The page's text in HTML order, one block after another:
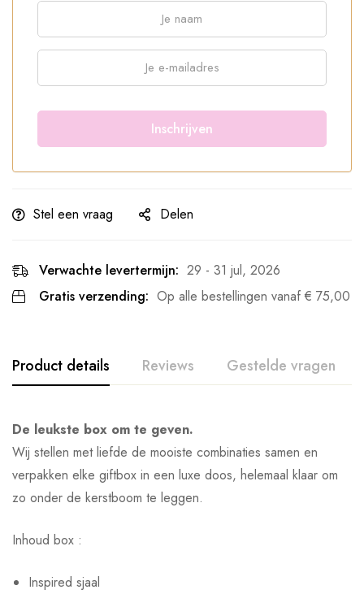
Stel een vraag Delen
Verwachte levertermijn: 29 - 31 jul, 2026
Gratis verzending: Op alle bestellingen vanaf € 75,00
Product details Reviews Gestelde vragen
De leukste box om te geven.
Wij stellen met liefde de mooiste combinaties samen en
verpakken elke giftbox in een luxe doos, helemaal klaar om
zo onder de kerstboom te leggen.
Inhoud box :
Inspired sjaal